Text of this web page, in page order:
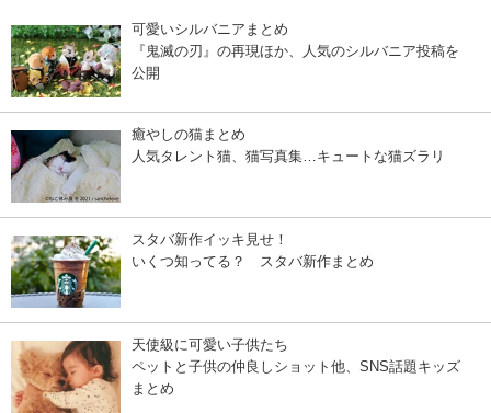
可愛いシルバニアまとめ
『鬼滅の刃』の再現ほか、人気のシルバニア投稿を
公開
癒やしの猫まとめ
人気タレント猫、猫写真集…キュートな猫ズラリ
スタバ新作イッキ見せ！
いくつ知ってる？ スタバ新作まとめ
天使級に可愛い子供たち
ペットと子供の仲良しショット他、SNS話題キッズ
まとめ